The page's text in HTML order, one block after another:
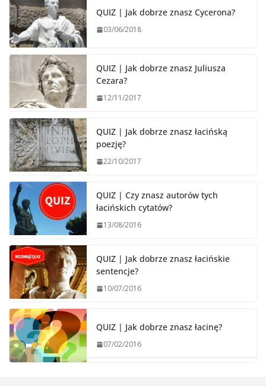
QUIZ | Jak dobrze znasz Cycerona?
03/06/2018
QUIZ | Jak dobrze znasz Juliusza
Cezara?
12/11/2017
QUIZ | Jak dobrze znasz łacińską
poezję?
22/10/2017
QUIZ | Czy znasz autorów tych
łacińskich cytatów?
13/08/2016
QUIZ | Jak dobrze znasz łacińskie
sentencje?
10/07/2016
QUIZ | Jak dobrze znasz łacinę?
07/02/2016